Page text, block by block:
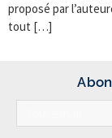
proposé par
tout […]